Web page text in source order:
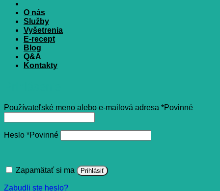
O nás
Služby
Vyšetrenia
E-recept
Blog
Q&A
Kontakty
Používateľské meno alebo e-mailová adresa *Povinné
Heslo *Povinné
Zapamätať si ma Prihlásiť
Zabudli ste heslo?